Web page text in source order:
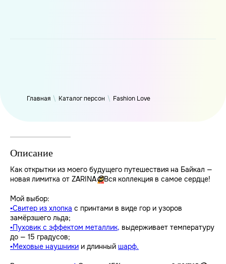
Главная \ Каталог персон \ Fashion Love
Описание
Как открытки из моего будущего путешествия на Байкал —
новая лимитка от ZARINA😍Вся коллекция в самое сердце!
Мой выбор:
▪️Свитер из хлопка с принтами в виде гор и узоров
замёрзшего льда;
▪️Пуховик с эффектом металлик, выдерживает температуру
до — 15 градусов;
▪️Меховые наушники и длинный шарф.